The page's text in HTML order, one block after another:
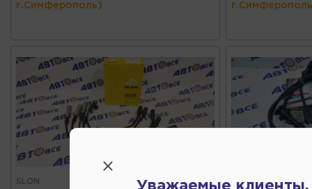
г.Симферополь)
SLON В наличии SLON
Уважаемые клиенты,